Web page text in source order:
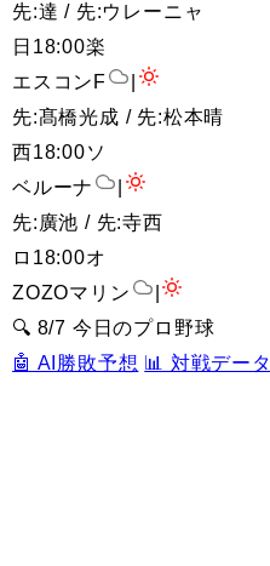
先:達 / 先:ウレーニャ
日 18:00楽
エスコンF
先:髙橋光成 / 先:松本晴
西18:00ソ
ベルーナ
先:廣池 / 先:寺西
ロ 18:00オ
ZOZOマリン
🔍 8/7 今日のプロ野球
🤖 AI勝敗予想 📊 対戦データ